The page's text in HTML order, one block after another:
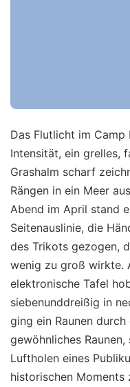
Das Flutlicht im
Intensität, ein grelles,
Grashalm scharf
Rängen in ein Meer
Abend im April stand
Seitenauslinie, die
des Trikots gezogen,
wenig zu groß wirkte.
elektronische Tafel
siebenunddreißig in
ging ein Raunen
gewöhnliches
Luftholen eines
historischen Moments